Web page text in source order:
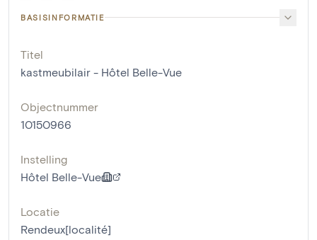
BASISINFORMATIE
Titel
kastmeubilair - Hôtel Belle-Vue
Objectnummer
10150966
Instelling
Hôtel Belle-Vue
Locatie
Rendeux[localité]